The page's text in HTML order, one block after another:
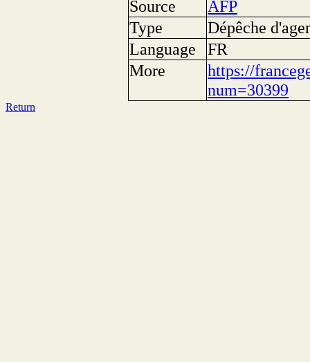
Source
AFP
Type
Dépêche
Language
FR
More
https://
num=30399
Return